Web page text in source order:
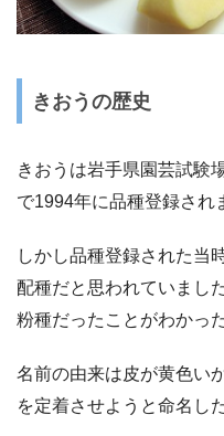
きおうの歴史
きおうは岩手県園芸試験
で1994年に品種登録され
しかし品種登録された当
配種だと思われていまし
粉種だったことがわかっ
名前の由来は皮が黄色い
を定着させようと命名し